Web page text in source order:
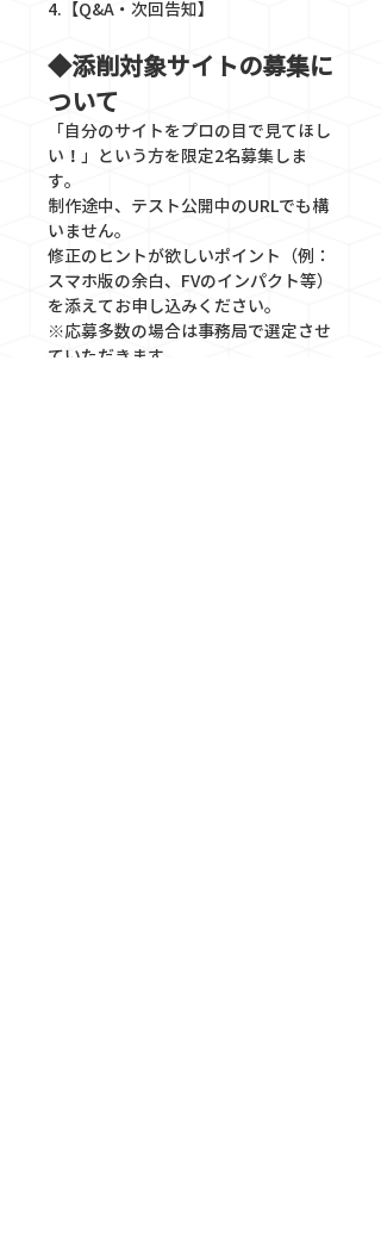
4.【Q&A・次回告知】
◆添削対象サイトの募集に
ついて
「自分のサイトをプロの目で見てほし
い！」という方を限定2名募集しま
す。
制作途中、テスト公開中のURLでも構
いません。
修正のヒントが欲しいポイント（例：
スマホ版の余白、FVのインパクト等）
を添えてお申し込みください。
※応募多数の場合は事務局で選定させ
ていただきます。